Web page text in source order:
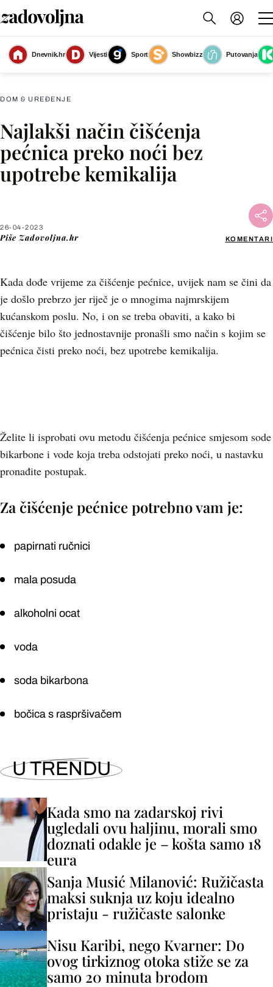
Dnevnik.hr Vijesti Sport Showbizz
Putovanja
Slika nije dostupna
DOM & UREĐENJE
Najlakši način čišćenja
pećnica preko noći bez
upotrebe kemikalija
26-04-2023
Piše Zadovoljna.hr KOMENTARI
Kada dođe vrijeme za čišćenje pećnice, uvijek nam se čini da
je došlo prebrzo jer riječ je o mnogima najmrskijem
kućanskom poslu. No, i on se treba obaviti, a kako bi
čišćenje bilo što jednostavnije pronašli smo način s kojim se
pećnica čisti preko noći, bez upotrebe kemikalija.
Facebook
X
Želite li isprobati ovu metodu čišćenja pećnice smjesom sode
bikarbone i vode koja treba odstojati preko noći, u nastavku
pronađite postupak.
Za čišćenje pećnice potrebno vam je:
papirnati ručnici
mala posuda
alkoholni ocat
voda
soda bikarbona
bočica s raspršivačem
U TRENDU
Kada smo na zadarskoj rivi
ugledali ovu haljinu, morali smo
doznati odakle je – košta samo 18
eura
Sanja Musić Milanović: Ružičasta
maksi suknja uz koju idealno
pristaju - ružičaste salonke
Nisu Karibi, nego Kvarner: Do
ovog tirkiznog otoka stiže se za
samo 20 minuta brodom